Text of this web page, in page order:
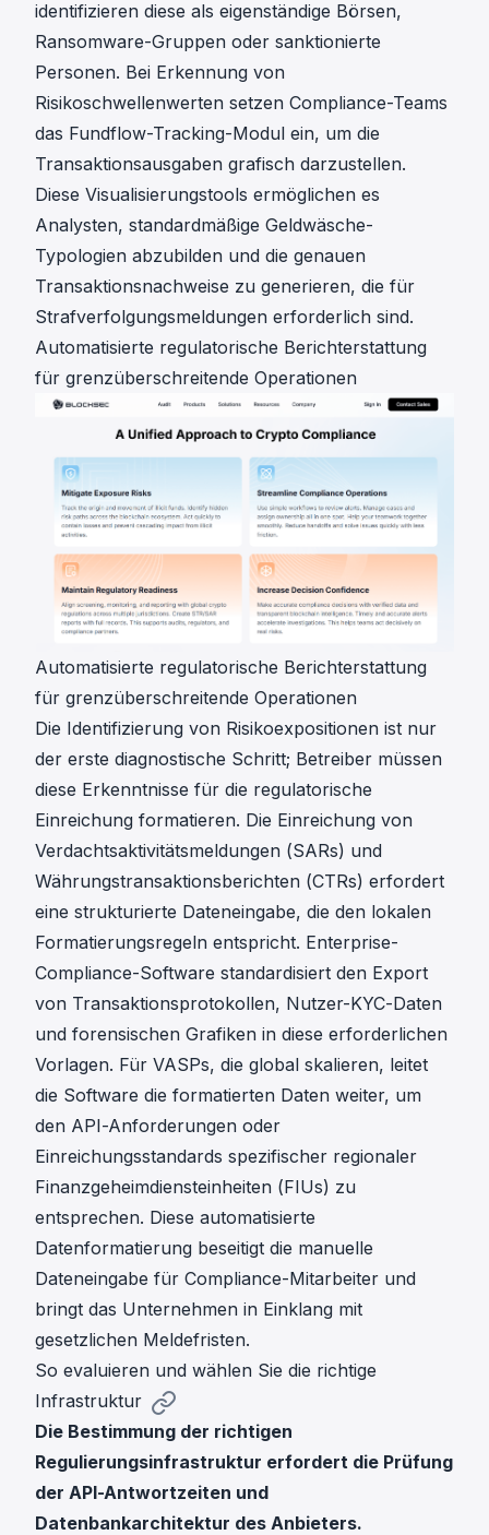
identifizieren diese als eigenständige Börsen,
Ransomware-Gruppen oder sanktionierte
Personen. Bei Erkennung von
Risikoschwellenwerten setzen Compliance-Teams
das Fundflow-Tracking-Modul ein, um die
Transaktionsausgaben grafisch darzustellen.
Diese Visualisierungstools ermöglichen es
Analysten, standardmäßige Geldwäsche-
Typologien abzubilden und die genauen
Transaktionsnachweise zu generieren, die für
Strafverfolgungsmeldungen erforderlich sind.
Automatisierte regulatorische Berichterstattung
für grenzüberschreitende Operationen
Automatisierte regulatorische Berichterstattung
für grenzüberschreitende Operationen
Die Identifizierung von Risikoexpositionen ist nur
der erste diagnostische Schritt; Betreiber müssen
diese Erkenntnisse für die regulatorische
Einreichung formatieren. Die Einreichung von
Verdachtsaktivitätsmeldungen (SARs) und
Währungstransaktionsberichten (CTRs) erfordert
eine strukturierte Dateneingabe, die den lokalen
Formatierungsregeln entspricht. Enterprise-
Compliance-Software standardisiert den Export
von Transaktionsprotokollen, Nutzer-KYC-Daten
und forensischen Grafiken in diese erforderlichen
Vorlagen. Für VASPs, die global skalieren, leitet
die Software die formatierten Daten weiter, um
den API-Anforderungen oder
Einreichungsstandards spezifischer regionaler
Finanzgeheimdiensteinheiten (FIUs) zu
entsprechen. Diese automatisierte
Datenformatierung beseitigt die manuelle
Dateneingabe für Compliance-Mitarbeiter und
bringt das Unternehmen in Einklang mit
gesetzlichen Meldefristen.
So evaluieren und wählen Sie die richtige
Infrastruktur
Die Bestimmung der richtigen
Regulierungsinfrastruktur erfordert die Prüfung
der API-Antwortzeiten und
Datenbankarchitektur des Anbieters.